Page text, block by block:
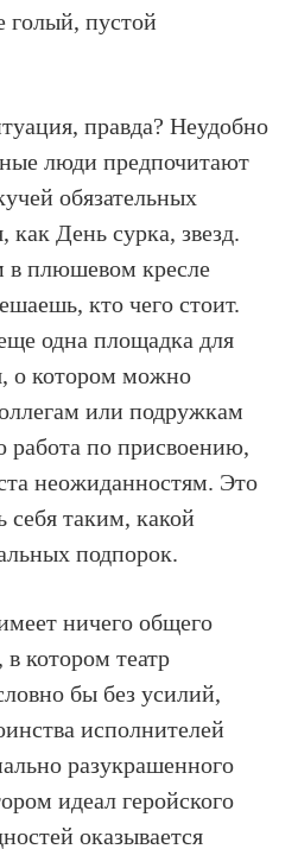
голый, пустой
правда? Неудобно
люди предпочитают
обязательных
День сурка, звезд.
в плюшевом кресле
кто чего стоит.
одна площадка для
о котором можно
или подружкам
по присвоению,
неожиданностям. Это
себя таким, какой
подпорок.
ничего общего
котором театр
бы без усилий,
исполнителей
разукрашенного
идеал геройского
оказывается